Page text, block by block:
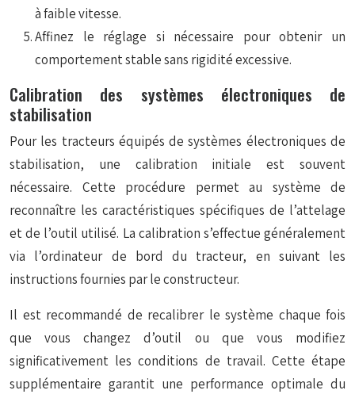
à faible vitesse.
Affinez le réglage si nécessaire pour obtenir un
comportement stable sans rigidité excessive.
Calibration des systèmes électroniques de
stabilisation
Pour les tracteurs équipés de systèmes électroniques de
stabilisation, une calibration initiale est souvent
nécessaire. Cette procédure permet au système de
reconnaître les caractéristiques spécifiques de l’attelage
et de l’outil utilisé. La calibration s’effectue généralement
via l’ordinateur de bord du tracteur, en suivant les
instructions fournies par le constructeur.
Il est recommandé de recalibrer le système chaque fois
que vous changez d’outil ou que vous modifiez
significativement les conditions de travail. Cette étape
supplémentaire garantit une performance optimale du